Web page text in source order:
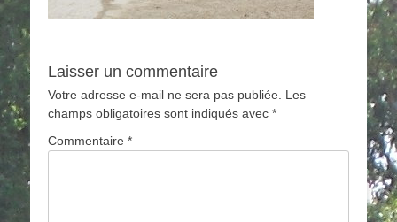
Laisser un commentaire
Votre adresse e-mail ne sera pas publiée.
Les
champs obligatoires sont indiqués avec *
Commentaire *